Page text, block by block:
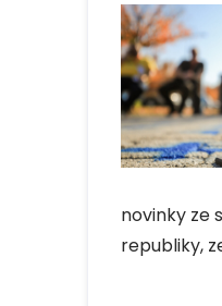
novinky ze
republiky,